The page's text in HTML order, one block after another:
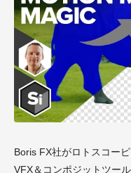
Boris FX社がロトスコー
VFX＆コンポジットツー